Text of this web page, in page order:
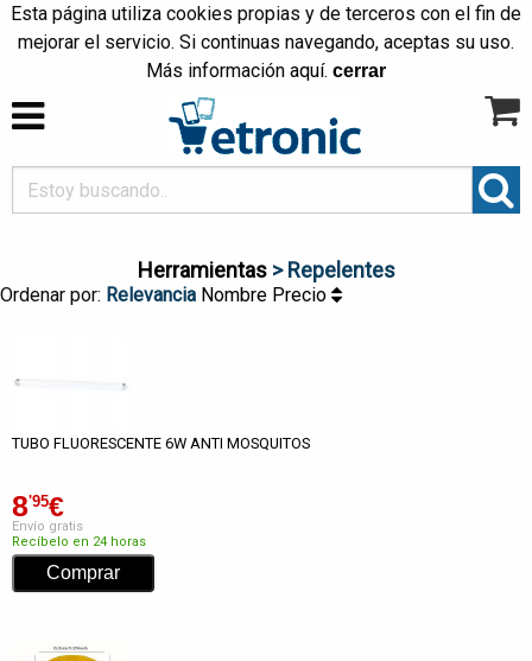
Esta página utiliza cookies propias y de terceros con el fin de
mejorar el servicio. Si continuas navegando, aceptas su uso.
Más información aquí. cerrar
Herramientas> Repelentes
Ordenar por: Relevancia Nombre Precio
TUBO FLUORESCENTE 6W ANTI MOSQUITOS
8'95€
Envío gratis
Recíbelo en 24 horas